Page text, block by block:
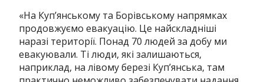
«На Куп’янському та Борівському напрямках
продовжуємо евакуацію. Це найскладніші
наразі території. Понад 70 людей за добу ми
евакуювали. Ті люди, які залишаються,
наприклад, на лівому березі Куп’янська, там